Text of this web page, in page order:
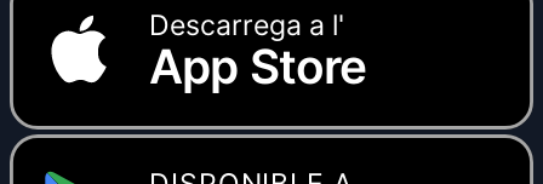
Descarrega a l'
App Store